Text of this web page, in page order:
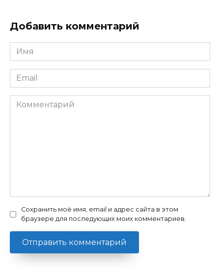
Добавить комментарий
Имя
Email
Комментарий
Сохранить моё имя, email и адрес сайта в этом
браузере для последующих моих комментариев.